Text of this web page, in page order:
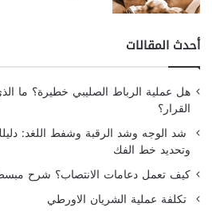
أحدث المقالات
هل عملية الرباط الصليبي خطيرة؟ ما
القرار؟
شد الوجه وشد الرقبة وشفط اللغد:
وتحديد خط الفك
كيف تعمل دعامات الانتصاب؟ شرح مبسط
تكلفة عملية الشريان الاورطي